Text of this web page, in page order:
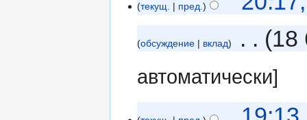
текущ. пред.
обсуждение вклад 18
автоматически]